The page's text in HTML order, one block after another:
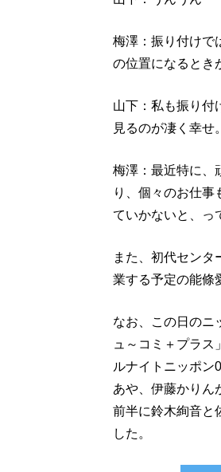
梅澤：振り付けで
の位置になるとき
山下：私も振り付
見るのが凄く幸せ
梅澤：最近特に、
り、個々のお仕事
ていかないと、っ
また、初代セン
業する予定の能條
なお、この日のニ
ュ～コミ＋プラ
ルナイトニッポン
あや、伊藤かりん
前半に鈴木絢音と
した。